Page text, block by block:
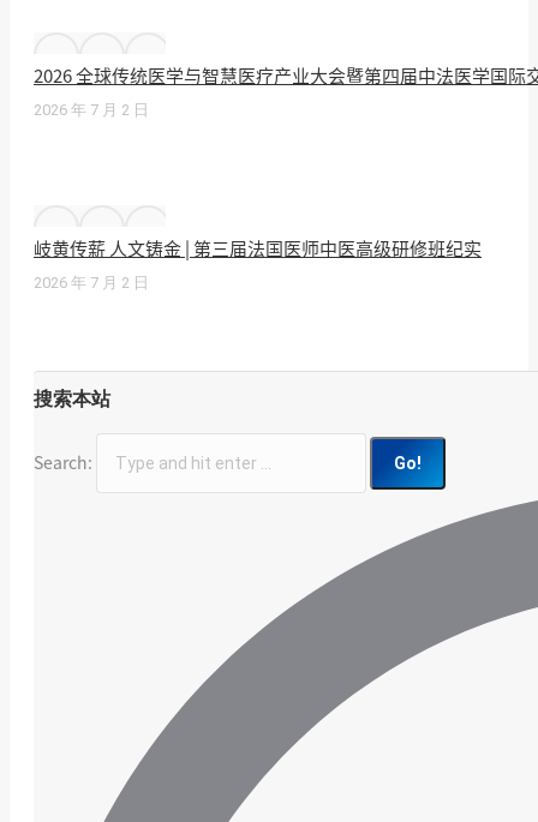
2026 全球传统医学与智慧医疗产业大会暨第四届中法医学国际
2026 年 7 月 2 日
岐黄传薪 人文铸金 | 第三届法国医师中医高级研修班纪实
2026 年 7 月 2 日
搜索本站
Search: